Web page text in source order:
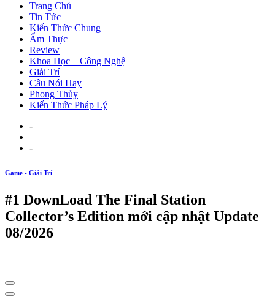
Trang Chủ
Tin Tức
Kiến Thức Chung
Ẩm Thực
Review
Khoa Học – Công Nghệ
Giải Trí
Câu Nói Hay
Phong Thủy
Kiến Thức Pháp Lý
-
-
Game - Giải Trí
#1 DownLoad The Final Station
Collector’s Edition mới cập nhật Update
08/2026